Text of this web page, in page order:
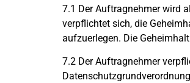
7.1 Der Auftragnehmer wird
verpflichtet sich, die
aufzuerlegen. Die
7.2 Der Auftragnehmer